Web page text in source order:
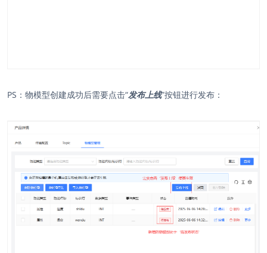
PS：物模型创建成功后需要点击“发布上线”按钮进行发布：